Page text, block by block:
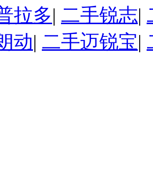
拉多| 二手锐志|
动| 二手迈锐宝|